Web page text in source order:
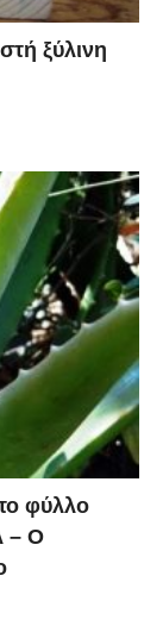
ξύλινη
φύλλο
– O